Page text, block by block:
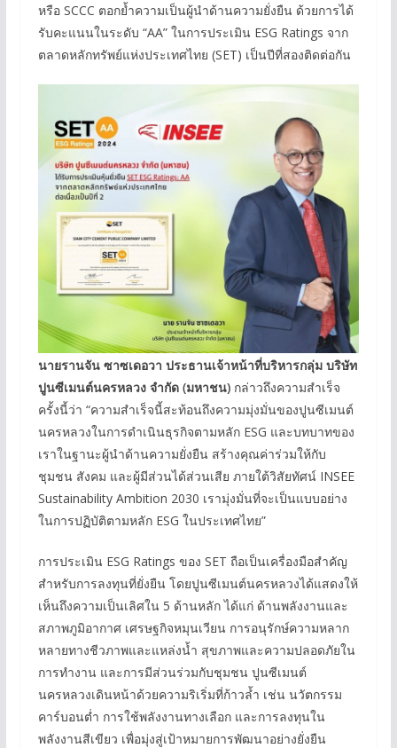
หรือ SCCC ตอกย้ำความเป็นผู้นำด้านความยั่งยืน ด้วยการได้
รับคะแนนในระดับ “AA” ในการประเมิน ESG Ratings จาก
ตลาดหลักทรัพย์แห่งประเทศไทย (SET) เป็นปีที่สองติดต่อกัน
นายรานจัน ซาซเดอวา ประธานเจ้าหน้าที่บริหารกลุ่ม บริษัท
ปูนซีเมนต์นครหลวง จำกัด (มหาชน)กล่าวถึงความสำเร็จ
ครั้งนี้ว่า “ความสำเร็จนี้สะท้อนถึงความมุ่งมั่นของปูนซีเมนต์
นครหลวงในการดำเนินธุรกิจตามหลัก ESG และบทบาทของ
เราในฐานะผู้นำด้านความยั่งยืน สร้างคุณค่าร่วมให้กับ
ชุมชน สังคม และผู้มีส่วนได้ส่วนเสีย ภายใต้วิสัยทัศน์ INSEE
Sustainability Ambition 2030 เรามุ่งมั่นที่จะเป็นแบบอย่าง
ในการปฏิบัติตามหลัก ESG ในประเทศไทย”
การประเมิน ESG Ratings ของ SET ถือเป็นเครื่องมือสำคัญ
สำหรับการลงทุนที่ยั่งยืน โดยปูนซีเมนต์นครหลวงได้แสดงให้
เห็นถึงความเป็นเลิศใน 5 ด้านหลัก ได้แก่ ด้านพลังงานและ
สภาพภูมิอากาศ เศรษฐกิจหมุนเวียน การอนุรักษ์ความหลาก
หลายทางชีวภาพและแหล่งน้ำ สุขภาพและความปลอดภัยใน
การทำงาน และการมีส่วนร่วมกับชุมชน ปูนซีเมนต์
นครหลวงเดินหน้าด้วยความริเริ่มที่ก้าวล้ำ เช่น นวัตกรรม
คาร์บอนต่ำ การใช้พลังงานทางเลือก และการลงทุนใน
พลังงานสีเขียว เพื่อมุ่งสู่เป้าหมายการพัฒนาอย่างยั่งยืน